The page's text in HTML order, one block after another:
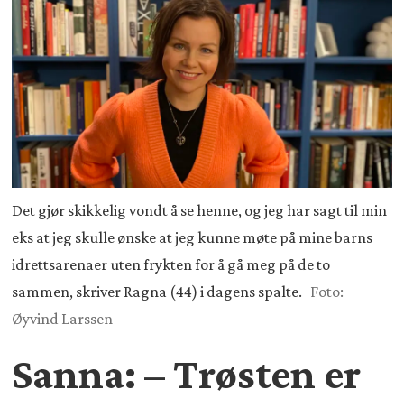
Det gjør skikkelig vondt å se henne, og jeg har sagt til min
eks at jeg skulle ønske at jeg kunne møte på mine barns
idrettsarenaer uten frykten for å gå meg på de to
sammen, skriver Ragna (44) i dagens spalte. Foto:
Øyvind Larssen
Sanna: – Trøsten er